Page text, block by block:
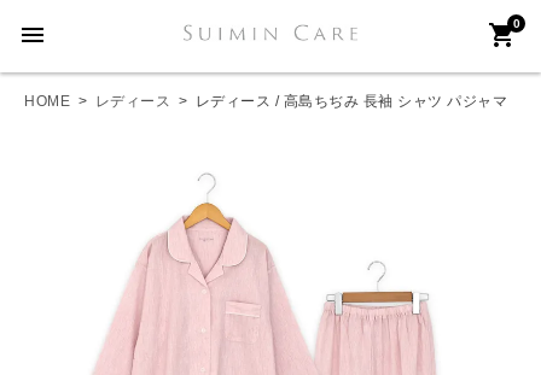
menu 0
shopping_cart
HOME レディース レディース / 高島ちぢみ 長袖 シャツ パジャマ